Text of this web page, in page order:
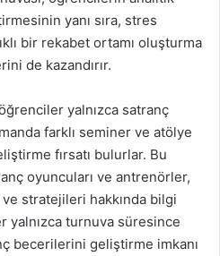
yanı sıra, stres
bir rekabet ortamı oluşturma
de kazandırır.
yalnızca satranç
farklı seminer ve atölye
fırsatı bulurlar. Bu
oyuncuları ve antrenörler,
stratejileri hakkında bilgi
yalnızca turnuva süresince
becerilerini geliştirme imkanı